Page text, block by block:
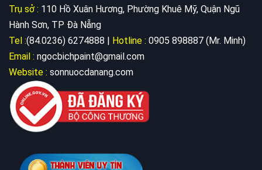
Trụ sở : 110 Hồ Xuân Hương, Phường Khuê Mỹ, Quận Ngũ
Hành Sơn, TP Đà Nẵng
Tel :(84.0236) 6274888 | Hotline : 0905 898887 (Mr. Minh)
Email : ngocbichpaint@gmail.com
Website : sonnuocdanang.com